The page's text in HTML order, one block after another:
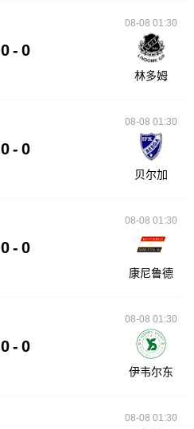
0 - 0
08-08 01:30
林多姆
0 - 0
08-08 01:30
贝尔加
0 - 0
08-08 01:30
康尼鲁德
0 - 0
08-08 01:30
伊韦尔东
08-08 01:30